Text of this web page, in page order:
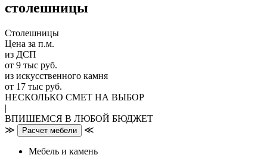
столешницы
Столешницы
Цена за п.м.
из ДСП
от 9 тыс руб.
из искусственного камня
от 17 тыс руб.
НЕСКОЛЬКО СМЕТ НА ВЫБОР
|
ВПИШЕМСЯ В ЛЮБОЙ БЮДЖЕТ
≫
Расчет мебели ≪
Мебель и камень